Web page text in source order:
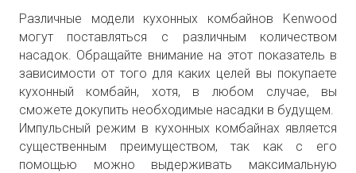
Различные модели кухонных комбайнов Kenwood
могут поставляться с различным количеством
насадок. Обращайте внимание на этот показатель в
зависимости от того для каких целей вы покупаете
кухонный комбайн, хотя, в любом случае, вы
сможете докупить необходимые насадки в будущем.
Импульсный режим в кухонных комбайнах является
существенным преимуществом, так как с его
помощью можно выдерживать максимальную